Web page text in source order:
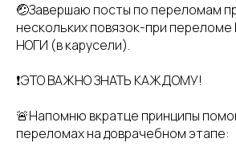
🤕Завершаю посты по переломам
нескольких повязок-при
НОГИ (в карусели).
❗ЭТО ВАЖНО ЗНАТЬ КАЖДОМУ!
🚨Напомню вкратце принципы
переломах на доврачебном этапе: